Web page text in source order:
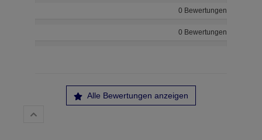
0 Bewertungen
0 Bewertungen
Alle Bewertungen anzeigen